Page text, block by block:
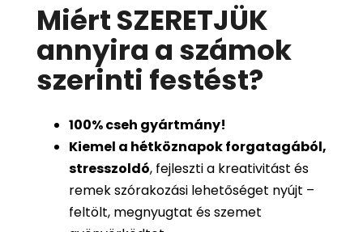
Miért SZERETJÜK
annyira a számok
szerinti festést?
100%cseh gyártmány!
Kiemel a hétköznapok forgatagából,
stresszoldó, fejleszti a kreativitást és
remek szórakozási lehetőséget nyújt –
feltölt, megnyugtat és szemet